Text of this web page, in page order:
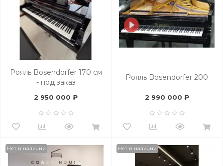
Рояль Bosendorfer 170 см
- под заказ
2 950 000 ₽
Рояль Bosendorfer 200
2 990 000 ₽
Нет в наличии Нет в наличии